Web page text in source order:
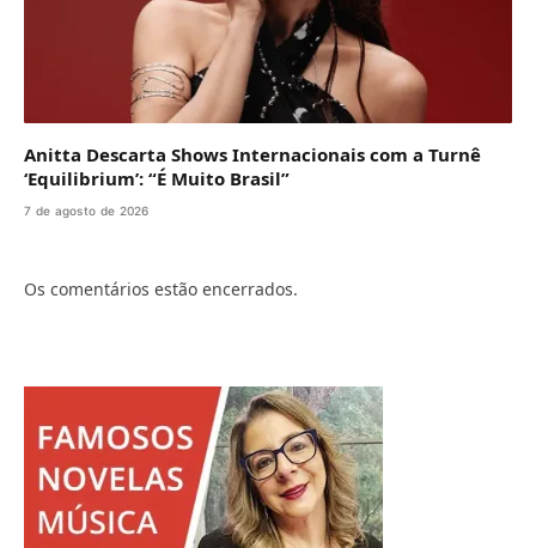
Anitta Descarta Shows Internacionais com a Turnê
‘Equilibrium’: “É Muito Brasil”
7 de agosto de 2026
Os comentários estão encerrados.